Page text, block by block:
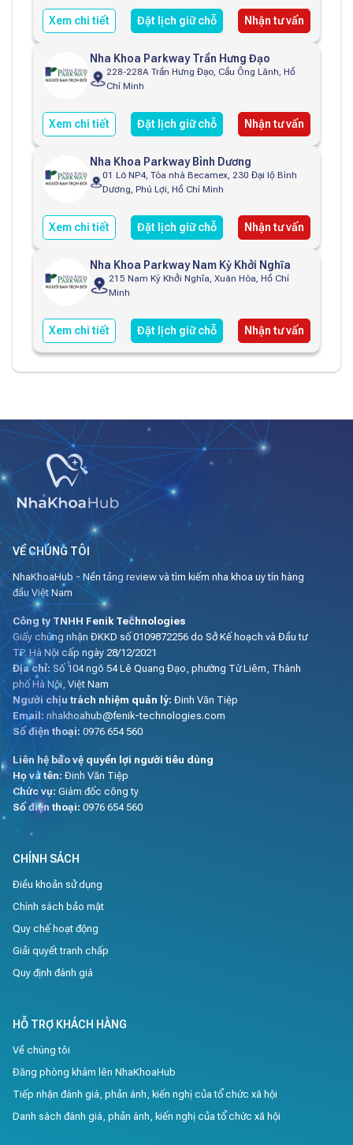
Xem chi tiết Đặt lịch giữ chỗ Nhận tư vấn
Nha Khoa Parkway Trần Hưng Đạo
228-228A Trần Hưng Đạo, Cầu Ông Lãnh, Hồ
Chí Minh
Xem chi tiết Đặt lịch giữ chỗ Nhận tư vấn
Nha Khoa Parkway Bình Dương
01 Lô NP4, Tòa nhà Becamex, 230 Đại lộ Bình
Dương, Phú Lợi, Hồ Chí Minh
Xem chi tiết Đặt lịch giữ chỗ Nhận tư vấn
Nha Khoa Parkway Nam Kỳ Khởi Nghĩa
215 Nam Kỳ Khởi Nghĩa, Xuân Hòa, Hồ Chí
Minh
Xem chi tiết Đặt lịch giữ chỗ Nhận tư vấn
VỀ CHÚNG TÔI
NhaKhoaHub - Nền tảng review và tìm kiếm nha khoa uy tín hàng
đầu Việt Nam
Công ty TNHH Fenik Technologies
Giấy chứng nhận ĐKKD số 0109872256 do Sở Kế hoạch và Đầu tư
TP. Hà Nội cấp ngày 28/12/2021
Địa chỉ: Số 104 ngõ 54 Lê Quang Đạo, phường Từ Liêm, Thành
phố Hà Nội, Việt Nam
Người chịu trách nhiệm quản lý: Đinh Văn Tiệp
Email: nhakhoahub@fenik-technologies.com
Số điện thoại: 0976 654 560
Liên hệ bảo vệ quyền lợi người tiêu dùng
Họ và tên: Đinh Văn Tiệp
Chức vụ: Giám đốc công ty
Số điện thoại: 0976 654 560
CHÍNH SÁCH
Điều khoản sử dụng
Chính sách bảo mật
Quy chế hoạt động
Giải quyết tranh chấp
Quy định đánh giá
HỖ TRỢ KHÁCH HÀNG
Về chúng tôi
Đăng phòng khám lên NhaKhoaHub
Tiếp nhận đánh giá, phản ánh, kiến nghị của tổ chức xã hội
Danh sách đánh giá, phản ánh, kiến nghị của tổ chức xã hội